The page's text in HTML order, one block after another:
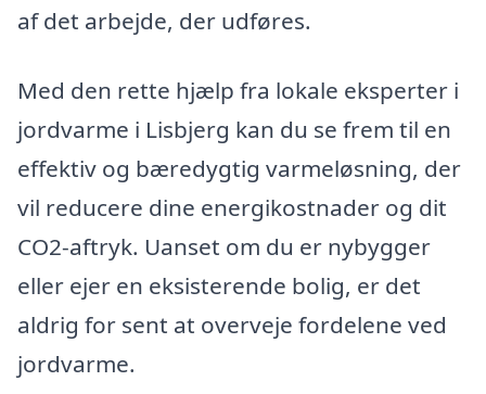
af det arbejde, der udføres.
Med den rette hjælp fra lokale eksperter i
jordvarme i Lisbjerg kan du se frem til en
effektiv og bæredygtig varmeløsning, der
vil reducere dine energikostnader og dit
CO2-aftryk. Uanset om du er nybygger
eller ejer en eksisterende bolig, er det
aldrig for sent at overveje fordelene ved
jordvarme.